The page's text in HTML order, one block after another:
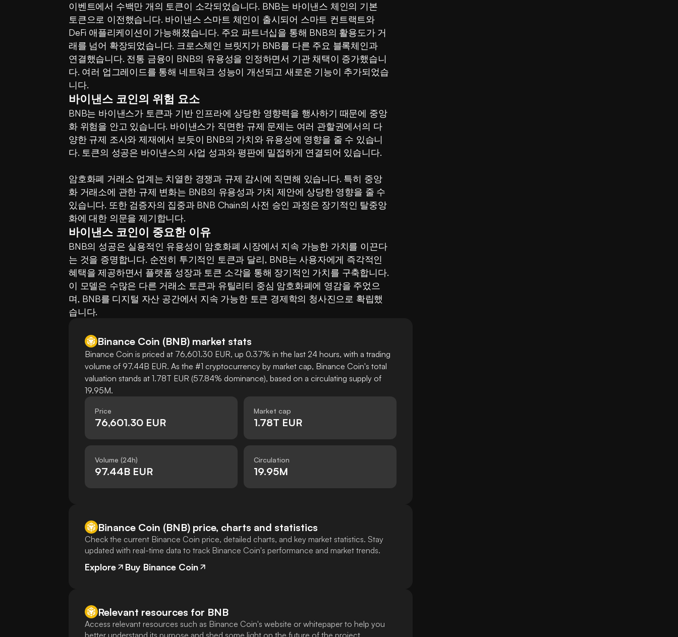
이벤트에서 수백만 개의 토큰이 소각되었습니다. BNB는 바이낸스 체인의 기본
토큰으로 이전했습니다. 바이낸스 스마트 체인이 출시되어 스마트 컨트랙트와
DeFi 애플리케이션이 가능해졌습니다. 주요 파트너십을 통해 BNB의 활용도가 거
래를 넘어 확장되었습니다. 크로스체인 브릿지가 BNB를 다른 주요 블록체인과
연결했습니다. 전통 금융이 BNB의 유용성을 인정하면서 기관 채택이 증가했습니
다. 여러 업그레이드를 통해 네트워크 성능이 개선되고 새로운 기능이 추가되었습
니다.
바이낸스 코인의 위험 요소
BNB는 바이낸스가 토큰과 기반 인프라에 상당한 영향력을 행사하기 때문에 중앙
화 위험을 안고 있습니다. 바이낸스가 직면한 규제 문제는 여러 관할권에서의 다
양한 규제 조사와 제재에서 보듯이 BNB의 가치와 유용성에 영향을 줄 수 있습니
다. 토큰의 성공은 바이낸스의 사업 성과와 평판에 밀접하게 연결되어 있습니다.
암호화폐 거래소 업계는 치열한 경쟁과 규제 감시에 직면해 있습니다. 특히 중앙
화 거래소에 관한 규제 변화는 BNB의 유용성과 가치 제안에 상당한 영향을 줄 수
있습니다. 또한 검증자의 집중과 BNB Chain의 사전 승인 과정은 장기적인 탈중앙
화에 대한 의문을 제기합니다.
바이낸스 코인이 중요한 이유
BNB의 성공은 실용적인 유용성이 암호화폐 시장에서 지속 가능한 가치를 이끈다
는 것을 증명합니다. 순전히 투기적인 토큰과 달리, BNB는 사용자에게 즉각적인
혜택을 제공하면서 플랫폼 성장과 토큰 소각을 통해 장기적인 가치를 구축합니다.
이 모델은 수많은 다른 거래소 토큰과 유틸리티 중심 암호화폐에 영감을 주었으
며, BNB를 디지털 자산 공간에서 지속 가능한 토큰 경제학의 청사진으로 확립했
습니다.
Binance Coin (BNB) market stats
Binance Coin is priced at 76,601.30 EUR, up 0.37% in the last 24 hours, with a trading
volume of 97.44B EUR. As the #1 cryptocurrency by market cap, Binance Coin's total
valuation stands at 1.78T EUR (57.84% dominance), based on a circulating supply of
19.95M.
Price
76,601.30 EUR
Market cap
1.78T EUR
Volume (24h)
97.44B EUR
Circulation
19.95M
Binance Coin (BNB) price, charts and statistics
Check the current Binance Coin price, detailed charts, and key market statistics. Stay
updated with real-time data to track Binance Coin's performance and market trends.
Explore Buy Binance Coin
Relevant resources for BNB
Access relevant resources such as Binance Coin's website or whitepaper to help you